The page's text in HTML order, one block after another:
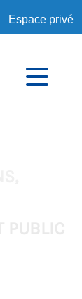
Espace privé